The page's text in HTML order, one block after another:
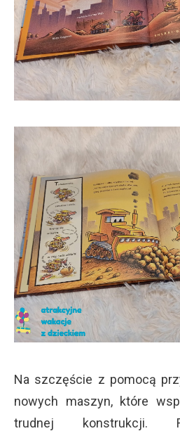
Na szczęście z pomocą
nowych maszyn, które
trudnej konstrukcji.